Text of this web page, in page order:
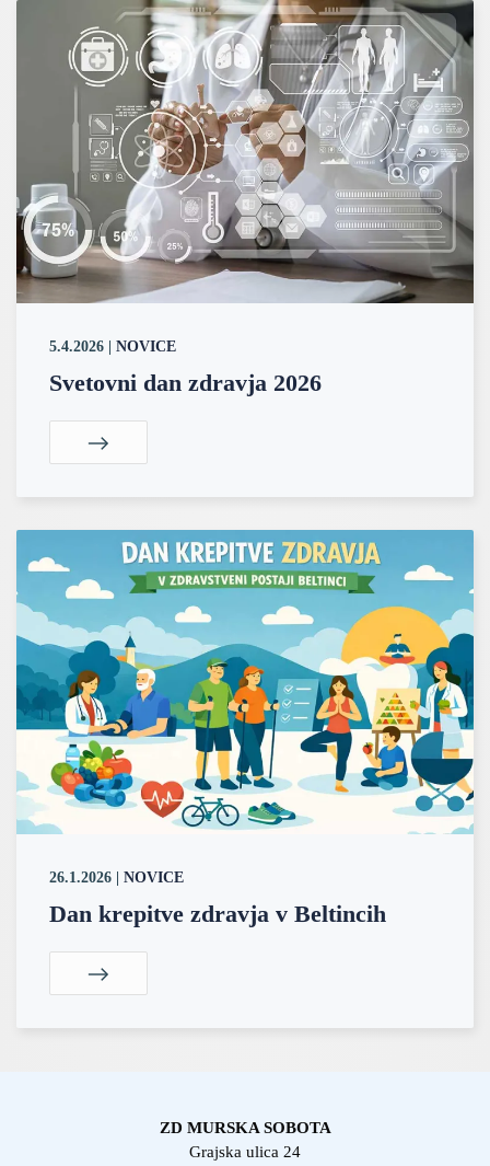
5.4.2026 NOVICE
Svetovni dan zdravja 2026
26.1.2026 NOVICE
Dan krepitve zdravja v Beltincih
ZD MURSKA SOBOTA
Grajska ulica 24